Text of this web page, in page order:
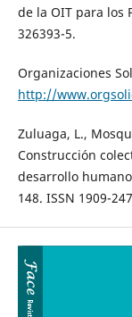
de la OIT para los
326393-5.
Organizaciones
http://
Zuluaga, L.,
Construcción
desarrollo
148. ISSN 1909-